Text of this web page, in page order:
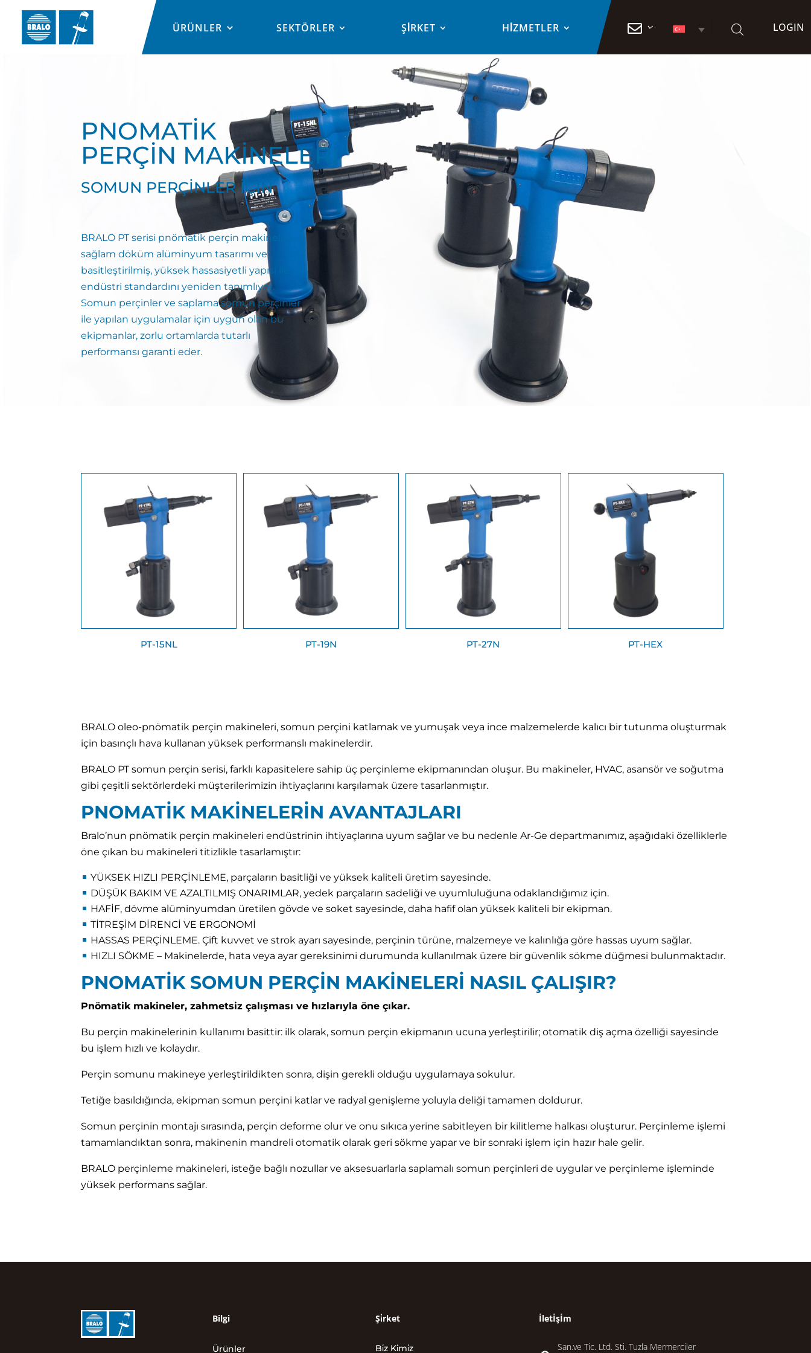
ÜRÜNLER SEKTÖRLER ŞİRKET HİZMETLER  LOGIN
PNOMATİK
PERÇİN MAKİNELERİ
SOMUN PERÇİNLER İÇİN
BRALO PT serisi pnömatik perçin makineleri,
sağlam döküm alüminyum tasarımı ve
basitleştirilmiş, yüksek hassasiyetli yapısı ile
endüstri standardını yeniden tanımlıyor.
Somun perçinler ve saplama somun perçinler
ile yapılan uygulamalar için uygun olan bu
ekipmanlar, zorlu ortamlarda tutarlı
performansı garanti eder.
PT-15NL PT-19N PT-27N PT-HEX
BRALO oleo-pnömatik perçin makineleri, somun perçini katlamak ve yumuşak veya ince malzemelerde kalıcı bir tutunma oluşturmak
için basınçlı hava kullanan yüksek performanslı makinelerdir.
BRALO PT somun perçin serisi, farklı kapasitelere sahip üç perçinleme ekipmanından oluşur. Bu makineler, HVAC, asansör ve soğutma
gibi çeşitli sektörlerdeki müşterilerimizin ihtiyaçlarını karşılamak üzere tasarlanmıştır.
PNOMATİK MAKİNELERİN AVANTAJLARI
Bralo’nun pnömatik perçin makineleri endüstrinin ihtiyaçlarına uyum sağlar ve bu nedenle Ar-Ge departmanımız, aşağıdaki özelliklerle
öne çıkan bu makineleri titizlikle tasarlamıştır:
YÜKSEK HIZLI PERÇİNLEME, parçaların basitliği ve yüksek kaliteli üretim sayesinde.
DÜŞÜK BAKIM VE AZALTILMIŞ ONARIMLAR, yedek parçaların sadeliği ve uyumluluğuna odaklandığımız için.
HAFİF, dövme alüminyumdan üretilen gövde ve soket sayesinde, daha hafif olan yüksek kaliteli bir ekipman.
TİTREŞİM DİRENCİ VE ERGONOMİ
HASSAS PERÇİNLEME. Çift kuvvet ve strok ayarı sayesinde, perçinin türüne, malzemeye ve kalınlığa göre hassas uyum sağlar.
HIZLI SÖKME – Makinelerde, hata veya ayar gereksinimi durumunda kullanılmak üzere bir güvenlik sökme düğmesi bulunmaktadır.
PNOMATİK SOMUN PERÇİN MAKİNELERİ NASIL ÇALIŞIR?
Pnömatik makineler, zahmetsiz çalışması ve hızlarıyla öne çıkar.
Bu perçin makinelerinin kullanımı basittir: ilk olarak, somun perçin ekipmanın ucuna yerleştirilir; otomatik diş açma özelliği sayesinde
bu işlem hızlı ve kolaydır.
Perçin somunu makineye yerleştirildikten sonra, dişin gerekli olduğu uygulamaya sokulur.
Tetiğe basıldığında, ekipman somun perçini katlar ve radyal genişleme yoluyla deliği tamamen doldurur.
Somun perçinin montajı sırasında, perçin deforme olur ve onu sıkıca yerine sabitleyen bir kilitleme halkası oluşturur. Perçinleme işlemi
tamamlandıktan sonra, makinenin mandreli otomatik olarak geri sökme yapar ve bir sonraki işlem için hazır hale gelir.
BRALO perçinleme makineleri, isteğe bağlı nozullar ve aksesuarlarla saplamalı somun perçinleri de uygular ve perçinleme işleminde
yüksek performans sağlar.
Bilgi
Ürünler
Şi̇rket
Bi̇z Ki̇mi̇z
İletİşİm
San.ve Tic. Ltd. Sti. Tuzla Mermerciler